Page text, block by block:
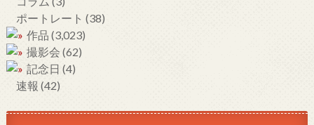
ポートレート (38)
作品 (3,023)
撮影会 (62)
記念日 (4)
速報 (42)